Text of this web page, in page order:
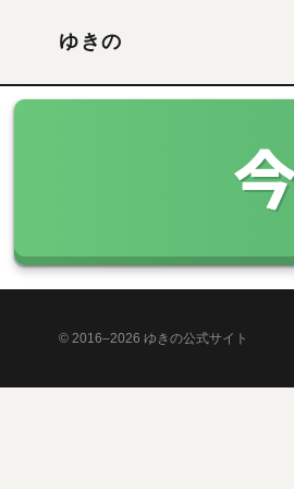
ゆきの
© 2016–2026 ゆきの公式サイト